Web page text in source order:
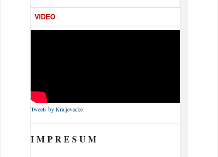
VIDEO
Tweets by Kraljevacke
I M P R E S U M